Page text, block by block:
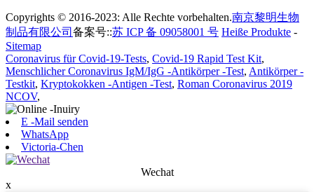
Copyrights © 2016-2023: Alle Rechte vorbehalten.南京黎明生物
制品有限公司 备案号::苏 ICP 备 09058001 号 Heiße Produkte -
Sitemap
Coronavirus für Covid-19-Tests, Covid-19 Rapid Test Kit,
Menschlicher Coronavirus IgM/IgG -Antikörper -Test, Antikörper -
Testkit, Kryptokokken -Antigen -Test, Roman Coronavirus 2019
NCOV,
E -Mail senden
WhatsApp
Victoria-Chen
Wechat
x